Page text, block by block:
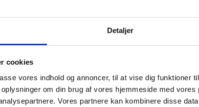
Detaljer
cookies
vores indhold og annoncer, til at vise dig funktioner
om din brug af vores hjemmeside med vores
Vores partnere kan kombinere disse
Reports on
Practices
31.03.2003 Bilag 58 US Department of State (USDoS)Ghana (II)
generelle oplysninger om den politiske og